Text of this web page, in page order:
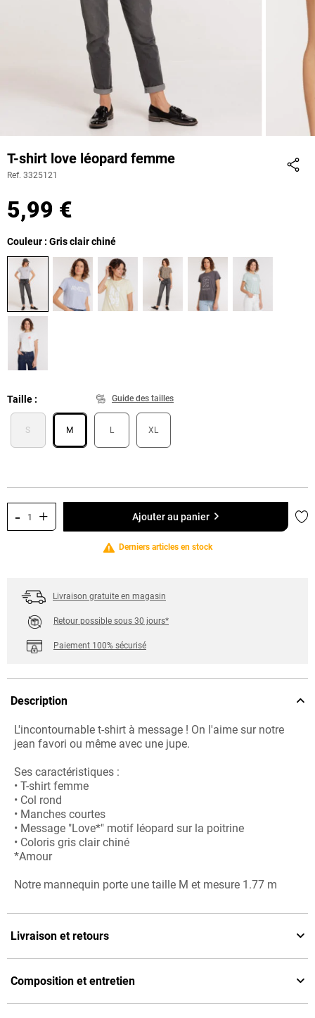
T-shirt love léopard femme
Ref. 3325121
5,99 €
Couleur : Gris clair chiné
Taille Guide des tailles
S M L XL
- + Ajouter au panier
Derniers articles en stock
Livraison gratuite en magasin
Retour possible sous 30 jours*
Paiement 100% sécurisé
Description
L'incontournable t-shirt à message ! On l'aime sur notre
jean favori ou même avec une jupe.
Ses caractéristiques :
• T-shirt femme
• Col rond
• Manches courtes
• Message "Love*" motif léopard sur la poitrine
• Coloris gris clair chiné
*Amour
Notre mannequin porte une taille M et mesure 1.77 m
Livraison et retours
Composition et entretien